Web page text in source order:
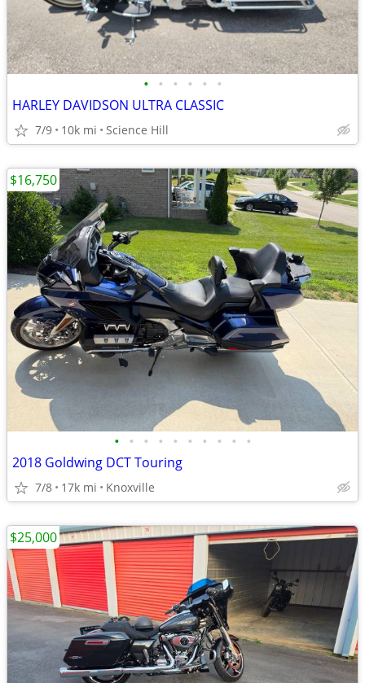
• • • • • •
HARLEY DAVIDSON ULTRA CLASSIC
7/9 10k mi Science Hill
• • • • • • • • • •
2018 Goldwing DCT Touring
7/8 17k mi Knoxville
$16,750
$25,000